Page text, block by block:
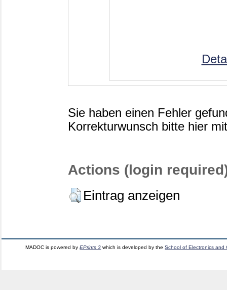
Sie haben einen Fehler
Korrekturwunsch bitte hier
Actions (login
Eintrag anzeigen
MADOC is powered byEPrints 3 which is developed by theSchool of Electronics and